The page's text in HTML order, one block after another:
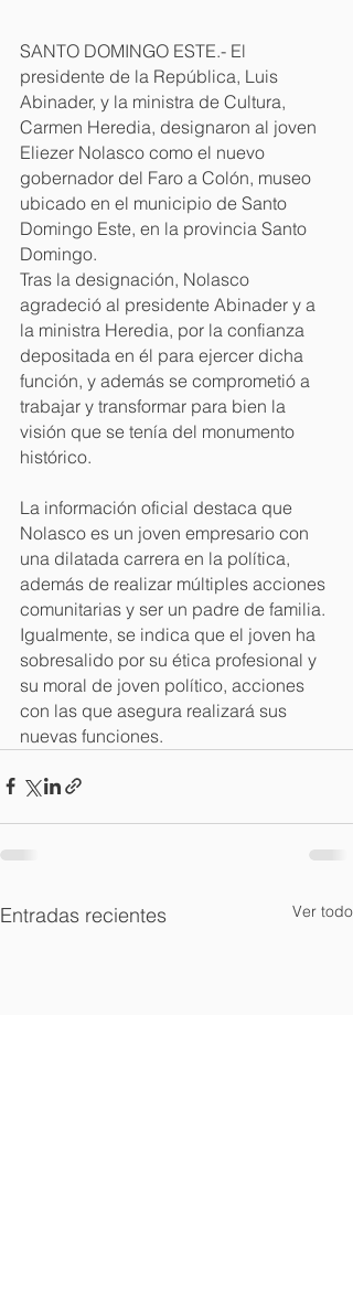
SANTO DOMINGO ESTE.- El
presidente de la República, Luis
Abinader, y la ministra de Cultura,
Carmen Heredia, designaron al joven
Eliezer Nolasco como el nuevo
gobernador del Faro a Colón, museo
ubicado en el municipio de Santo
Domingo Este, en la provincia Santo
Domingo.
Tras la designación, Nolasco
agradeció al presidente Abinader y a
la ministra Heredia, por la confianza
depositada en él para ejercer dicha
función, y además se comprometió a
trabajar y transformar para bien la
visión que se tenía del monumento
histórico.
La información oficial destaca que
Nolasco es un joven empresario con
una dilatada carrera en la política,
además de realizar múltiples acciones
comunitarias y ser un padre de familia.
Igualmente, se indica que el joven ha
sobresalido por su ética profesional y
su moral de joven político, acciones
con las que asegura realizará sus
nuevas funciones.
Entradas recientes Ver todo